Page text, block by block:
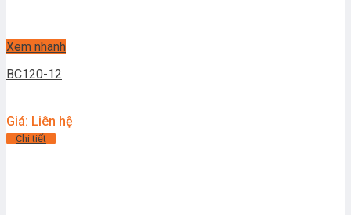
Xem nhanh
BC120-12
Giá: Liên hệ
Chi tiết